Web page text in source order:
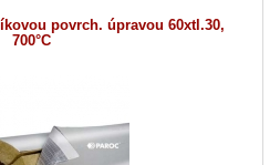
povrch. úpravou 60xtl.30,
700°C